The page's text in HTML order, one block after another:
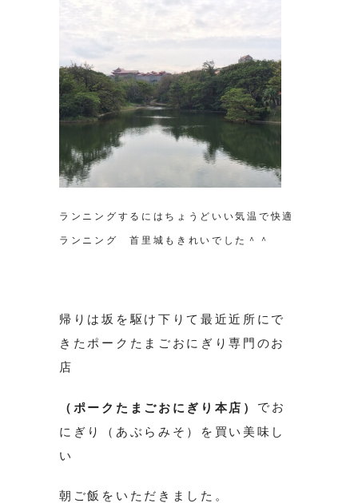
ランニングするにはちょうどいい気温で快適
ランニング 首里城もきれいでした＾＾
帰りは坂を駆け下りて最近近所にで
きたポークたまごおにぎり専門のお
店
（ポークたまごおにぎり本店） でお
にぎり（あぶらみそ）を買い美味し
い
朝ご飯をいただきました。